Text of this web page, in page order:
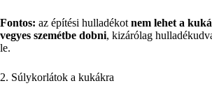
Fontos: az építési hulladékot nem lehet a
vegyes szemétbe dobni, kizárólag
le.
2. Súlykorlátok a kukákra